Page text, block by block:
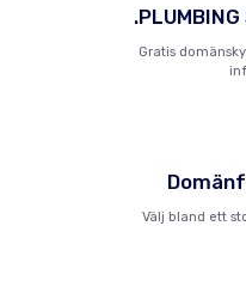
Gratis
Välj bland ett